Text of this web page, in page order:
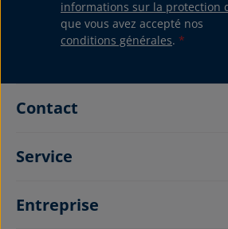
informations sur la protection
que vous avez accepté nos
conditions générales. *
Contact
Service
Entreprise